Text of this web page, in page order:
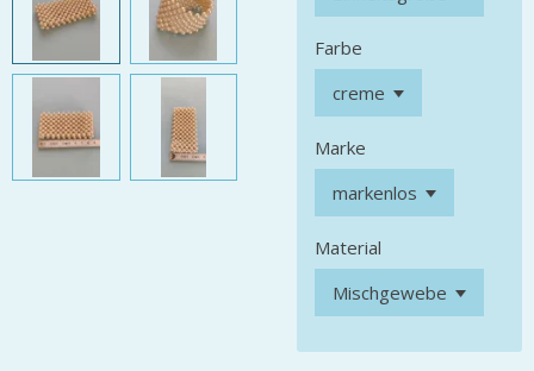
Farbe
Marke
Material